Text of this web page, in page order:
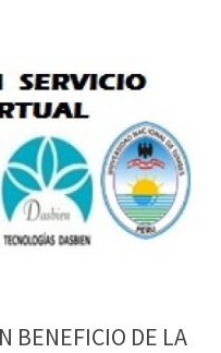
BENEFICIO DE LA